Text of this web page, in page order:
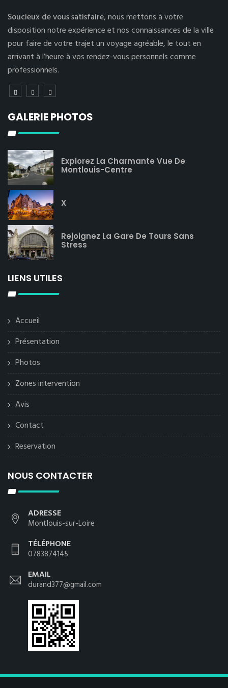
Soucieux de vous satisfaire,nous mettons à votre
disposition notre expérience et nos connaissances de la ville
pour faire de votre trajet un voyage agréable, le tout en
arrivant à l’heure à vos rendez-vous personnels comme
professionnels.
GALERIE PHOTOS
Explorez La Charmante Vue De
Montlouis-Centre
X
Rejoignez La Gare De Tours Sans
Stress
LIENS UTILES
Accueil
Présentation
Photos
Zones intervention
Avis
Contact
Reservation
NOUS CONTACTER
ADRESSE
Montlouis-sur-Loire
TÉLÉPHONE
0783874145
EMAIL
durand377@gmail.com